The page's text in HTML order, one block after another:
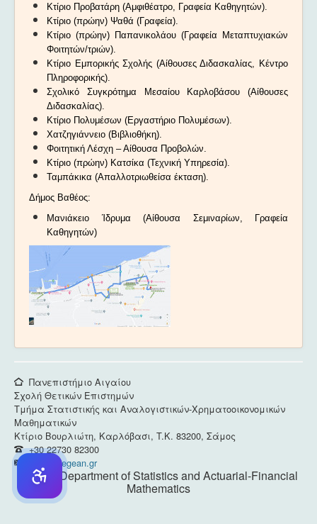
Κτίριο Προβατάρη (Αμφιθέατρο, Γραφεία Καθηγητών).
Κτίριο (πρώην) Ψαθά (Γραφεία).
Κτίριο (πρώην) Παπανικολάου (Γραφεία Μεταπτυχιακών
Φοιτητών/τριών).
Κτίριο Εμπορικής Σχολής (Αίθουσες Διδασκαλίας, Κέντρο
Πληροφορικής).
Σχολικό Συγκρότημα Μεσαίου Καρλοβάσου (Αίθουσες
Διδασκαλίας).
Κτίριο Πολυμέσων (Εργαστήριο Πολυμέσων).
Χατζηγιάννειο (Βιβλιοθήκη).
Φοιτητική Λέσχη – Αίθουσα Προβολών.
Κτίριο (πρώην) Κατσίκα (Τεχνική Υπηρεσία).
Ταμπάκικα (Απαλλοτριωθείσα έκταση).
Δήμος Βαθέος:
Μανιάκειο Ίδρυμα (Αίθουσα Σεμιναρίων, Γραφεία
Καθηγητών)
Πανεπιστήμιο Αιγαίου
Σχολή Θετικών Επιστημών
Τμήμα Στατιστικής και Αναλογιστικών-Χρηματοοικονομικών
Μαθηματικών
Κτίριο Βουρλιώτη, Καρλόβασι, T.K. 83200, Σάμος
+30 22730 82300
dsas@aegean.gr
© 2026 Department of Statistics and Actuarial-Financial
Mathematics